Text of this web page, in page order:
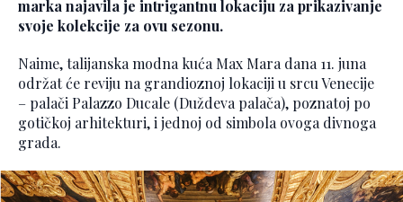
marka najavila je intrigantnu lokaciju za prikazivanje
svoje kolekcije za ovu sezonu.
Naime, talijanska modna kuća Max Mara dana 11. juna
održat će reviju na grandioznoj lokaciji u srcu Venecije
– palači Palazzo Ducale (Duždeva palača), poznatoj po
gotičkoj arhitekturi, i jednoj od simbola ovoga divnoga
grada.